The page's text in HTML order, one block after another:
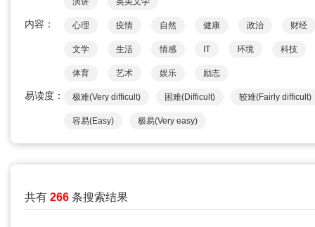
内容： 心理 疫情 自然 健康 政治 财经
文学 生活 情感 IT 环境 科技
体育 艺术 娱乐 励志
易读度： 极难(Very difficult) 困难(Difficult) 较难(Fairly difficult)
容易(Easy) 极易(Very easy)
共有 266 条搜索结果